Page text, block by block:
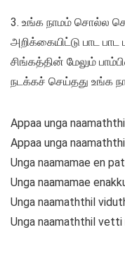
3. உங்க நாமம் சொல்ல
அறிக்கையிட்டு பாட பாட
சிங்கத்தின் மேலும்
நடக்கச் செய்தது உங்க
Appaa unga
Appaa unga
Unga naamamae en
Unga naamamae
Unga naamaththil
Unga naamaththil vetti